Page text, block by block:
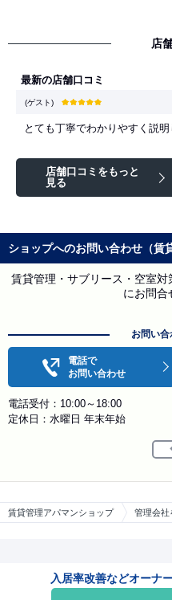
賃貸管理アパマンショップ 管理会社
店
最新の店舗口コミ
(ゲスト)
とても丁寧でわかりやすく説明
店舗口コミをもっと
見る
ショップへのお問い合わせ（賃
賃貸管理・サブリース・空室
にお問合
お問い合
電話で
お問い合わせ
電話受付：10:00～18:00
定休日：水曜日 年末年始
入居率改善などオーナ